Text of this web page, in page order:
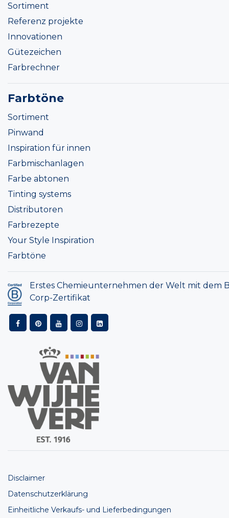
Sortiment
Referenz projekte
Innovationen
Gütezeichen
Farbrechner
Farbtöne
Sortiment
Pinwand
Inspiration für innen
Farbmischanlagen
Farbe abtonen
Tinting systems
Distributoren
Farbrezepte
Your Style Inspiration
Farbtöne
Erstes Chemieunternehmen der Welt mit dem
Corp-Zertifikat
Disclaimer
Datenschutzerklärung
Einheitliche Verkaufs- und Lieferbedingungen